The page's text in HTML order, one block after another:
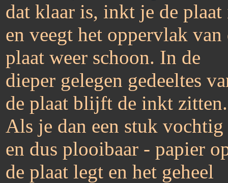
dat klaar is, inkt je de plaat
en veegt het oppervlak van
plaat weer schoon. In de
dieper gelegen gedeeltes
de plaat blijft de inkt zitten.
Als je dan een stuk
en dus plooibaar - papier
de plaat legt en het geheel